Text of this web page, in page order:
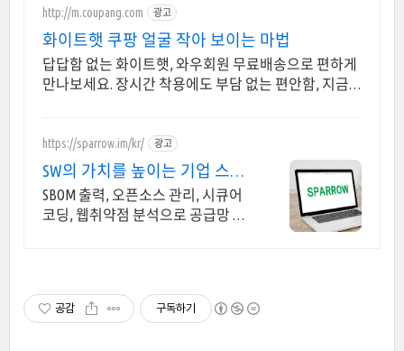
http://m.coupang.com 광고
화이트햇 쿠팡 얼굴 작아 보이는 마법
답답함 없는 화이트햇, 와우회원 무료배송으로 편하게
만나보세요. 장시간 착용에도 부담 없는 편안함, 지금
https://sparrow.im/kr/ 광고
SW의 가치를 높이는 기업 스패
로우가 함께 합니다
SBOM 출력, 오픈소스 관리, 시큐어
코딩, 웹취약점 분석으로 공급망 보
공감 구독하기